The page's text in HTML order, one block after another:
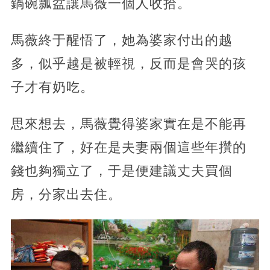
鍋碗瓢盆讓馬薇一個人收拾。
馬薇終于醒悟了，她為婆家付出的越
多，似乎越是被輕視，反而是會哭的孩
子才有奶吃。
思來想去，馬薇覺得婆家實在是不能再
繼續住了，好在是夫妻兩個這些年攢的
錢也夠獨立了，于是便建議丈夫買個
房，分家出去住。